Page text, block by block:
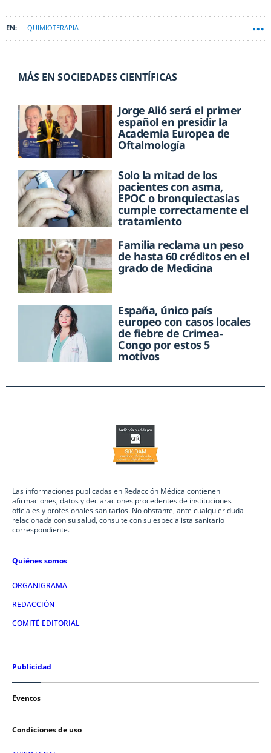
QUIMIOTERAPIA
MÁS EN SOCIEDADES CIENTÍFICAS
Jorge Alió será el primer
español en presidir la
Academia Europea de
Oftalmología
Solo la mitad de los
pacientes con asma,
EPOC o bronquiectasias
cumple correctamente el
tratamiento
Familia reclama un peso
de hasta 60 créditos en el
grado de Medicina
España, único país
europeo con casos locales
de fiebre de Crimea-
Congo por estos 5
motivos
Las informaciones publicadas en Redacción Médica contienen
afirmaciones, datos y declaraciones procedentes de instituciones
oficiales y profesionales sanitarios. No obstante, ante cualquier duda
relacionada con su salud, consulte con su especialista sanitario
correspondiente.
Quiénes somos
ORGANIGRAMA
REDACCIÓN
COMITÉ EDITORIAL
Publicidad
Eventos
Condiciones de uso